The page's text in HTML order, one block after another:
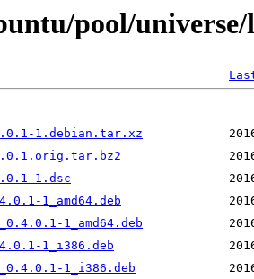
pool/
1.debian.tar.xz
1.dsc
1_amd64.deb
1_amd64.deb
1_i386.deb
1_i386.deb